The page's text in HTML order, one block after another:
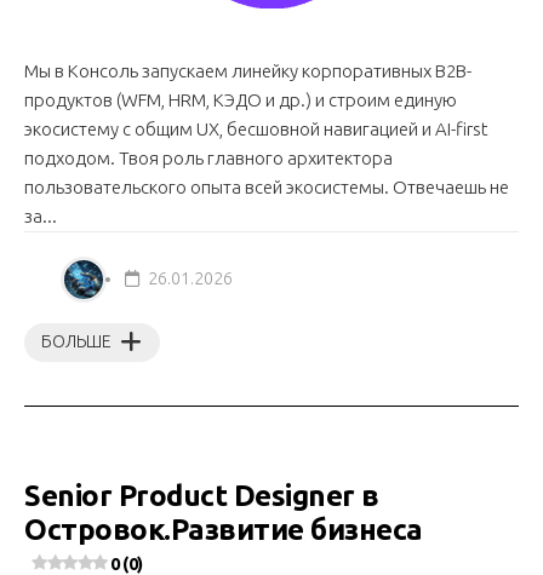
Мы в Консоль запускаем линейку корпоративных B2B-
продуктов (WFM, HRM, КЭДО и др.) и строим единую
экосистему с общим UX, бесшовной навигацией и AI-first
подходом. Твоя роль главного архитектора
пользовательского опыта всей экосистемы. Отвечаешь не
за...
БОЛЬШЕ
26.01.2026
Senior Product Designer в
Островок.Развитие бизнеса
0 (0)